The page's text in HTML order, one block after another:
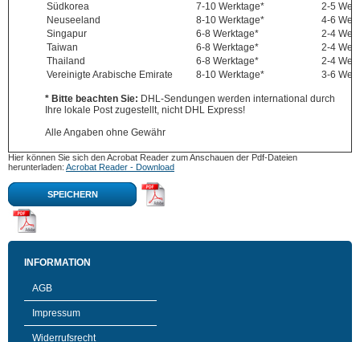
Südkorea
7-10 Werktage*
2-5
Neuseeland
8-10 Werktage*
4-6
Singapur
6-8 Werktage*
2-4
Taiwan
6-8 Werktage*
2-4
Thailand
6-8 Werktage*
2-4
Vereinigte Arabische Emirate
8-10 Werktage* 3-6
* Bitte beachten Sie: DHL-Sendungen werden international durch
Ihre lokale Post zugestellt, nicht DHL Express!
Alle Angaben ohne Gewähr
Hier können Sie sich den Acrobat Reader zum Anschauen der Pdf-Dateien
herunterladen: Acrobat Reader - Download
SPEICHERN
INFORMATION
AGB
Impressum
Widerrufsrecht